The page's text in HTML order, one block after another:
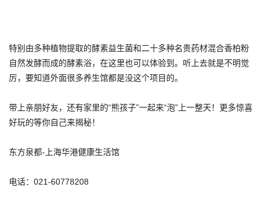
特别由多种植物提取的酵素益生菌和二十多种名贵药材混合香柏粉
自然发酵而成的酵素浴，在这里也可以体验到。听上去就是不明觉
厉，要知道外面很多养生馆都是没这个项目的。
带上亲朋好友，还有家里的“熊孩子”一起来“泡”上一整天！更多惊喜
好玩的等你自己来揭秘！
东方泉都-上海华港健康生活馆
电话：021-60778208